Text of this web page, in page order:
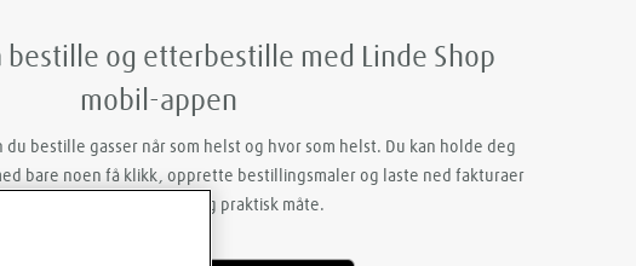
bestille og etterbestille med Linde Shop
mobil-appen
du bestille gasser når som helst og hvor som helst. Du kan holde deg
bare noen få klikk, opprette bestillingsmaler og laste ned fakturaer
og følgesedler på en enkel og praktisk måte.